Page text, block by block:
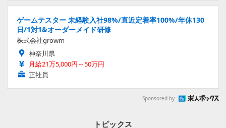
ゲームテスター 未経験入社98%/直近定着率100%/年休130
日/1対1&オーダーメイド研修
株式会社growm
神奈川県
月給21万5,000円～50万円
正社員
Sponsored by
トピックス